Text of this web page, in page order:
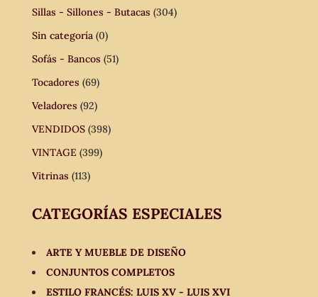
Sillas - Sillones - Butacas (304)
Sin categoría (0)
Sofás - Bancos (51)
Tocadores (69)
Veladores (92)
VENDIDOS (398)
VINTAGE (399)
Vitrinas (113)
CATEGORÍAS ESPECIALES
ARTE Y MUEBLE DE DISEÑO
CONJUNTOS COMPLETOS
ESTILO FRANCÉS: LUIS XV - LUIS XVI